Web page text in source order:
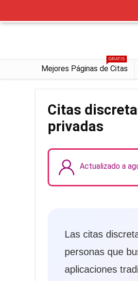
Mejores Páginas de Citas
GRATIS
Citas
privadas
Actualizado a
Las citas
personas que
aplicaciones